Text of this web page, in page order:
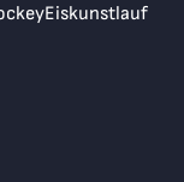
Eiskunstlauf